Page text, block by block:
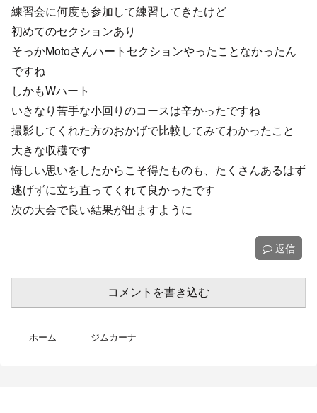
練習会に何度も参加して練習してきたけど
初めてのセクションあり
そっかMotoさんハートセクションやったことなかったん
ですね
しかもWハート
いきなり苦手な小回りのコースは辛かったですね
撮影してくれた方のおかげで比較してみてわかったこと
大きな収穫です
悔しい思いをしたからこそ得たものも、たくさんあるはず
逃げずに立ち直ってくれて良かったです
次の大会で良い結果が出ますように
返信
コメントを書き込む
ホーム ジムカーナ